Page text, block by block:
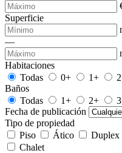
Superficie
—
Habitaciones
Todas
0+ 1+
Baños
Todas
1+ 2+
Fecha de publicación
Tipo de propiedad
Piso
Ático Duplex
Chalet